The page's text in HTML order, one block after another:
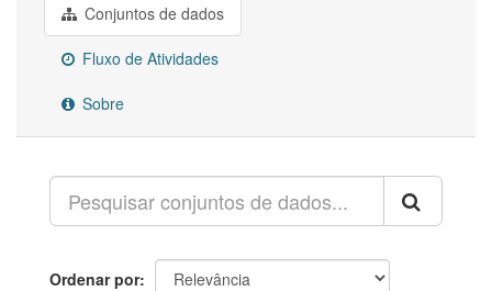
Conjuntos de dados
Fluxo de Atividades
Sobre
Ordenar por